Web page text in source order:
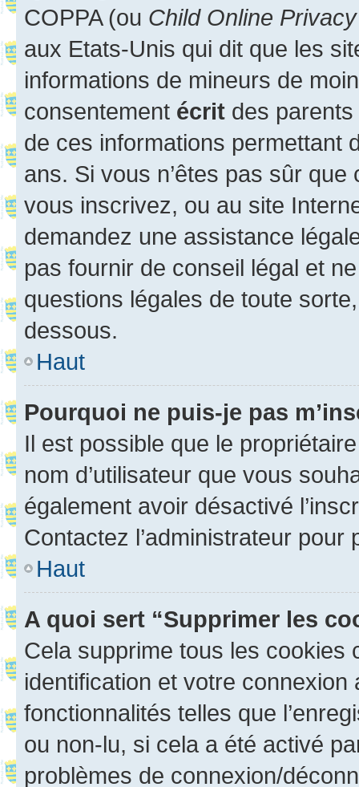
COPPA (ou Child Online
aux Etats-Unis qui dit que les
informations de mineurs de
consentement écrit des parents
de ces informations permettant
ans. Si vous n’êtes pas sûr
vous inscrivez, ou au site
demandez une assistance
pas fournir de conseil légal et
questions légales de toute
dessous.
Haut
Pourquoi ne puis-je pas
Il est possible que le
nom d’utilisateur que vous
également avoir désactivé
Contactez l’administrateur
Haut
A quoi sert “Supprimer les
Cela supprime tous les cookies
identification et votre
fonctionnalités telles que
ou non-lu, si cela a été activé
problèmes de connexion/